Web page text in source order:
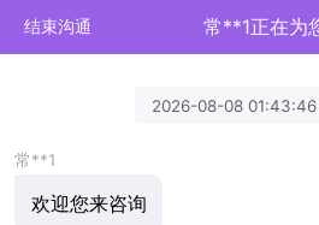
结束沟通 常**1正在为
2026-08-08 01:43:46
常**1
欢迎您来咨询